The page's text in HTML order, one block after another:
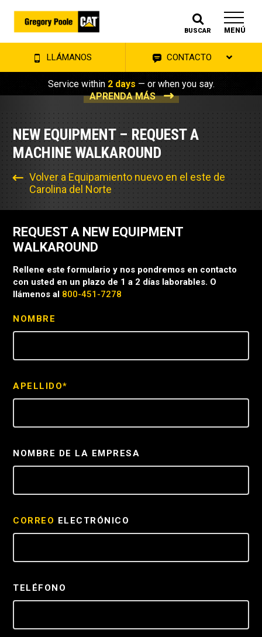
BUSCAR MENÚ
LLÁMANOS CONTACTO
Service within 2 days — or when you say.
APRENDA MÁS
NEW EQUIPMENT – REQUEST A
MACHINE WALKAROUND
Volver a Equipamiento nuevo en el este de
Carolina del Norte
REQUEST A NEW EQUIPMENT
WALKAROUND
Rellene este formulario y nos pondremos en contacto
con usted en un plazo de 1 a 2 días laborables. O
llámenos al 800-451-7278
NOMBRE
APELLIDO*
NOMBRE DE LA EMPRESA
CORREO ELECTRÓNICO
TELÉFONO